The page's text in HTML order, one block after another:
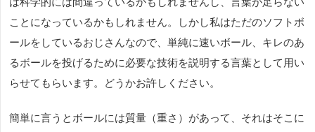
ことになっているかもしれません。しかし私はただのソフトボ
ールをしているおじさんなので、単純に速いボール、キレのあ
るボールを投げるために必要な技術を説明する言葉として用い
らせてもらいます。どうかお許しください。
簡単に言うとボールには質量（重さ）があって、それはそこに